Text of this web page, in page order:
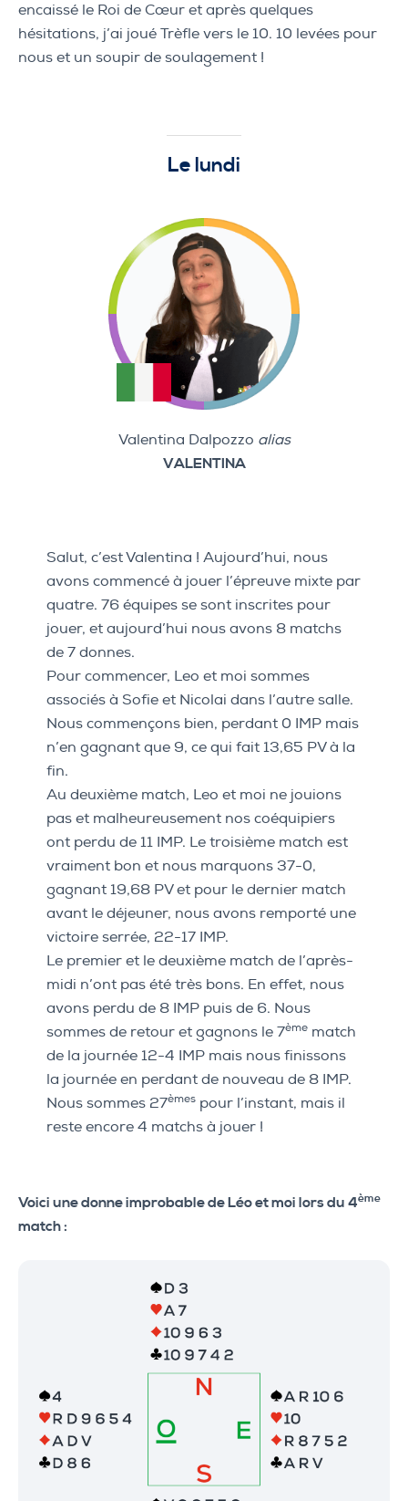
encaissé le Roi de Cœur et après quelques
hésitations, j’ai joué Trèfle vers le 10. 10 levées pour
nous et un soupir de soulagement !
Le lundi
Valentina Dalpozzo alias
VALENTINA
Salut, c’est Valentina ! Aujourd’hui, nous
avons commencé à jouer l’épreuve mixte par
quatre. 76 équipes se sont inscrites pour
jouer, et aujourd’hui nous avons 8 matchs
de 7 donnes.
Pour commencer, Leo et moi sommes
associés à Sofie et Nicolai dans l’autre salle.
Nous commençons bien, perdant 0 IMP mais
n’en gagnant que 9, ce qui fait 13,65 PV à la
fin.
Au deuxième match, Leo et moi ne jouions
pas et malheureusement nos coéquipiers
ont perdu de 11 IMP. Le troisième match est
vraiment bon et nous marquons 37-0,
gagnant 19,68 PV et pour le dernier match
avant le déjeuner, nous avons remporté une
victoire serrée, 22-17 IMP.
Le premier et le deuxième match de l’après-
midi n’ont pas été très bons. En effet, nous
avons perdu de 8 IMP puis de 6. Nous
sommes de retour et gagnons le 7ème match
de la journée 12-4 IMP mais nous finissons
la journée en perdant de nouveau de 8 IMP.
Nous sommes 27èmes pour l’instant, mais il
reste encore 4 matchs à jouer !
Voici une donne improbable de Léo et moi lors du 4ème
match :